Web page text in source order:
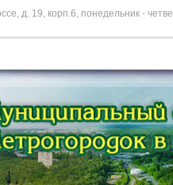
д. 19, корп.6, понедельник -